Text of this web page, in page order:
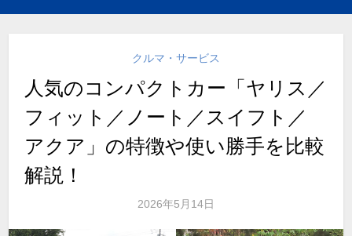
クルマ・サービス
人気のコンパクトカー「ヤリス／
フィット／ノート／スイフト／
アクア」の特徴や使い勝手を比較
解説！
2026年5月14日